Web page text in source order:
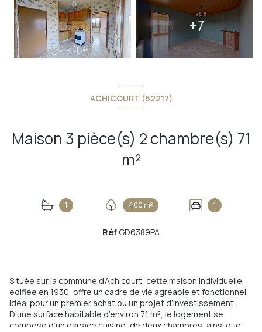
+7
ACHICOURT (62217)
Maison 3 pièce(s) 2 chambre(s) 71
m²
1 400 m² 1
Réf GD6389PA
Située sur la commune d’Achicourt, cette maison individuelle,
édifiée en 1930, offre un cadre de vie agréable et fonctionnel,
idéal pour un premier achat ou un projet d’investissement.
D’une surface habitable d’environ 71 m², le logement se
compose d’un espace cuisine, de deux chambres, ainsi que